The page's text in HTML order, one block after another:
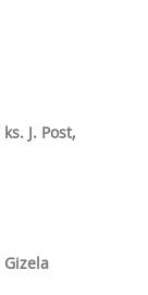
ks. J. Post,
Gizela